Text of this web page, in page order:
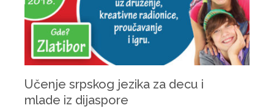
Učenje srpskog jezika za decu i
mlade iz dijaspore